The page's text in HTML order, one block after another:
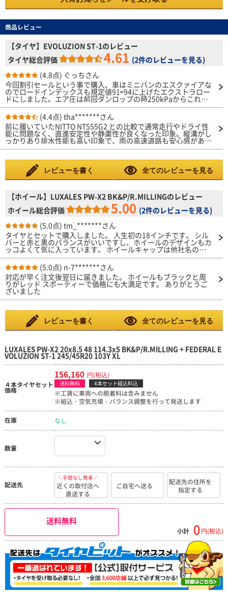
商品レビュー
【タイヤ】EVOLUZION ST-1のレビュー
タイヤ総合評価
4.61 (2件のレビューを見る)
(4.8点) ぐっちさん
今回割引セールという事で購入、車はミニバンのエスクァイアな
のでロードインデックスも規定値91⇨94に上げたエクストラロー
ドにしました。エア圧は前回ダンロップの時250kPaからこれは2
70kPaに設定、まだ一般道のみですが切り始めの応答性が速くな
りコーナー曲がりやすくなりましたね。エクストラロードなので
タイヤの接地感よく踏ん張ってるのが分かります。しっかりとし
たタイヤの上でボディが動く。まだ高速やWetは未体験ですが一
般道でこれなら高速も安定性良いと思う、Wetは縦溝もしっかり
あるので排水良さそうですね、お得に買えて満足です。
(4.4点) tha*******さん
前に履いていたNITTO NT555G2 との比較で通常走行やドライ性
能に問題なく、直進安定性や静粛性が良くなった印象。縦溝がし
っかりあり排水性能も高い印象で、雨の高速道路も安心感があ
る。耐久性は走り込んでみて確認。
レビューを書く 全てのレビューを見る
【ホイール】LUXALES PW-X2 BK&P/R.MILLINGのレビュー
ホイール総合評価
5.00 (2件のレビューを見る)
(5.0点) tm_*******さん
タイヤとセットで購入しました。 人生初の18インチです。 シル
バーと赤と黒のバランスがいいですし、ホイールのデザインもカ
ッコよくて気に入っています。 ホイールキャップは他社名のに
変更しましたが、よりオリジナル性を味わえていいです。
(5.0点) n-7*******さん
対応が早く注文後翌日に届きました。 ホイールもブラックと周
りがレッド スポーティーで価格にも大満足です。 ありがとうご
ざいました
レビューを書く 全てのレビューを見る
LUXALES PW-X2 20x8.5 48 114.3x5 BK&P/R.MILLING + FEDERAL E
VOLUZION ST-1 245/45R20 103Y XL
４本タイヤセット
価格
156,160 円(税込)
送料無料 4本セット組込料込
※工賃に車両への脱着料は含みません
※組込・空気充填・バランス調整を行って発送します
在庫 なし
数量
配送先
＼手間なし簡単／
近くの取付店へ
直送する
ご自宅へ送る
配送先の住所を
指定する
送料無料
小計 0 円(税込)